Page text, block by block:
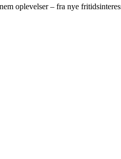
oplevelser – fra nye